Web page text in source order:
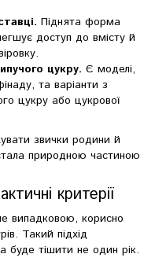
Піднята форма
доступ до вмісту й
цукру. Є моделі,
та варіанти з
цукру або цукрової
звички родини й
природною частиною
критерії
випадковою, корисно
Такий підхід
буде тішити не один рік.